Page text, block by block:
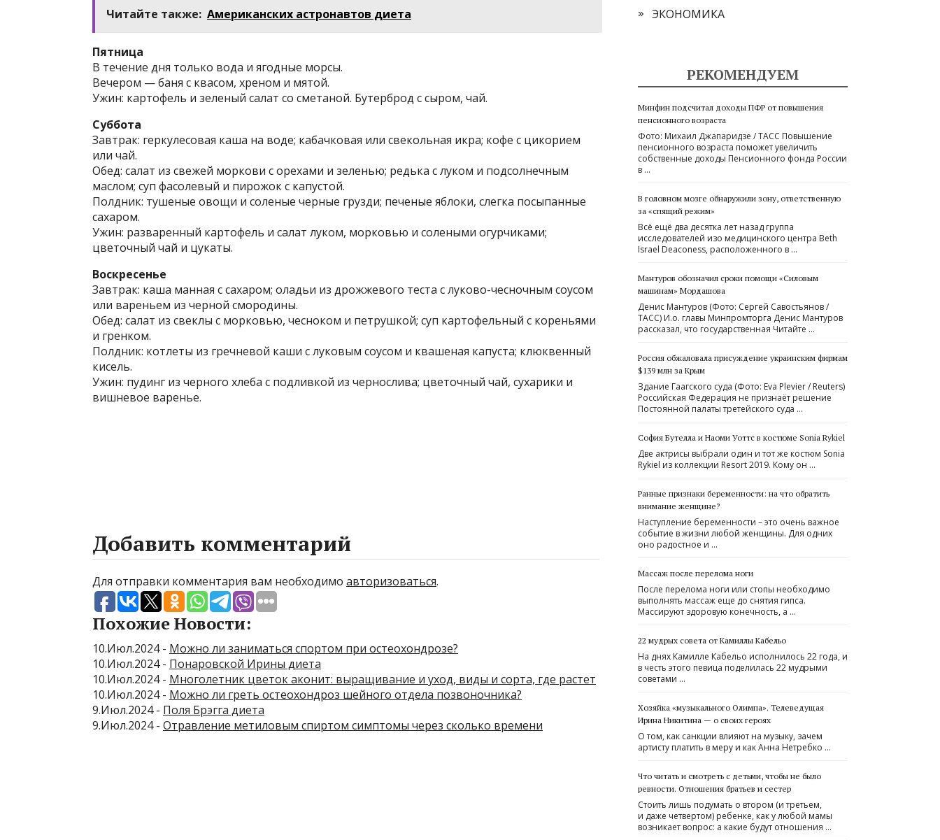
Читайте также: Американских астронавтов диета
Пятница
В течение дня только вода и ягодные морсы.
Вечером — баня с квасом, хреном и мятой.
Ужин: картофель и зеленый салат со сметаной. Бутерброд с сыром, чай.
Суббота
Завтрак: геркулесовая каша на воде; кабачковая или свекольная икра; кофе с цикорием
или чай.
Обед: салат из свежей моркови с орехами и зеленью; редька с луком и подсолнечным
маслом; суп фасолевый и пирожок с капустой.
Полдник: тушеные овощи и соленые черные грузди; печеные яблоки, слегка посыпанные
сахаром.
Ужин: разваренный картофель и салат луком, морковью и солеными огурчиками;
цветочный чай и цукаты.
Воскресенье
Завтрак: каша манная с сахаром; оладьи из дрожжевого теста с луково-чесночным соусом
или вареньем из черной смородины.
Обед: салат из свеклы с морковью, чесноком и петрушкой; суп картофельный с кореньями
и гренком.
Полдник: котлеты из гречневой каши с луковым соусом и квашеная капуста; клюквенный
кисель.
Ужин: пудинг из черного хлеба с подливкой из чернослива; цветочный чай, сухарики и
вишневое варенье.
Добавить комментарий
Для отправки комментария вам необходимо авторизоваться.
Похожие Новости:
10.Июл.2024 - Можно ли заниматься спортом при остеохондрозе?
10.Июл.2024 - Понаровской Ирины диета
10.Июл.2024 - Многолетник цветок аконит: выращивание и уход, виды и сорта, где растет
10.Июл.2024 - Можно ли греть остеохондроз шейного отдела позвоночника?
9.Июл.2024 - Поля Брэгга диета
9.Июл.2024 - Отравление метиловым спиртом симптомы через сколько времени
ЭКОНОМИКА
РЕКОМЕНДУЕМ
Минфин подсчитал доходы ПФР от повышения
пенсионного возраста
Фото: Михаил Джапаридзе / ТАСС Повышение
пенсионного возраста поможет увеличить
собственные доходы Пенсионного фонда России
в …
В головном мозге обнаружили зону, ответственную
за «спящий режим»
Всё ещё два десятка лет назад группа
исследователей изо медицинского центра Beth
Israel Deaconess, расположенного в …
Мантуров обозначил сроки помощи «Силовым
машинам» Мордашова
Денис Мантуров (Фото: Сергей Савостьянов /
ТАСС) И.о. главы Минпромторга Денис Мантуров
рассказал, что государственная Читайте …
Россия обжаловала присуждение украинским фирмам
$139 млн за Крым
Здание Гаагского суда (Фото: Eva Plevier / Reuters)
Российская Федерация не признаёт решение
Постоянной палаты третейского суда …
София Бутелла и Наоми Уоттс в костюме Sonia Rykiel
Две актрисы выбрали один и тот же костюм Sonia
Rykiel из коллекции Resort 2019. Кому он …
Ранные признаки беременности: на что обратить
внимание женщине?
Наступление беременности – это очень важное
событие в жизни любой женщины. Для одних
оно радостное и …
Массаж после перелома ноги
После перелома ноги или стопы необходимо
выполнять массаж еще до снятия гипса.
Массируют здоровую конечность, а …
22 мудрых совета от Камиллы Кабельо
На днях Камилле Кабельо исполнилось 22 года, и
в честь этого певица поделилась 22 мудрыми
советами …
Хозяйка «музыкального Олимпа». Телеведущая
Ирина Никитина — о своих героях
О том, как санкции влияют на музыку, зачем
артисту платить в меру и как Анна Нетребко …
Что читать и смотреть с детьми, чтобы не было
ревности. Отношения братьев и сестер
Стоить лишь подумать о втором (и третьем,
и даже четвертом) ребенке, как у любой мамы
возникает вопрос: а какие будут отношения …